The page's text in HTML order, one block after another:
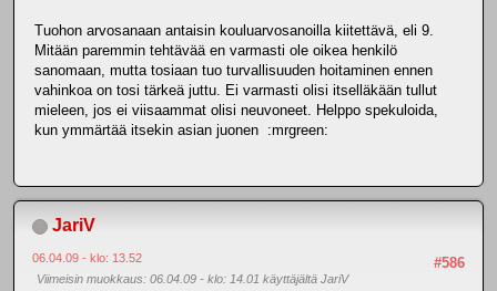
Tuohon arvosanaan antaisin kouluarvosanoilla kiitettävä, eli 9.
Mitään paremmin tehtävää en varmasti ole oikea henkilö
sanomaan, mutta tosiaan tuo turvallisuuden hoitaminen ennen
vahinkoa on tosi tärkeä juttu. Ei varmasti olisi itselläkään tullut
mieleen, jos ei viisaammat olisi neuvoneet. Helppo spekuloida,
kun ymmärtää itsekin asian juonen :mrgreen:
JariV
#586
06.04.09 - klo: 13.52
Viimeisin muokkaus: 06.04.09 - klo: 14.01 käyttäjältä JariV